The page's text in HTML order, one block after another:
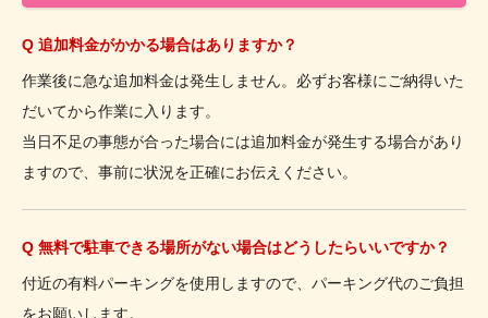
Q 追加料金がかかる場合はありますか？
作業後に急な追加料金は発生しません。必ずお客様にご納得いた
だいてから作業に入ります。
当日不足の事態が合った場合には追加料金が発生する場合があり
ますので、事前に状況を正確にお伝えください。
Q 無料で駐車できる場所がない場合はどうしたらいいですか？
付近の有料パーキングを使用しますので、パーキング代のご負担
をお願いします。